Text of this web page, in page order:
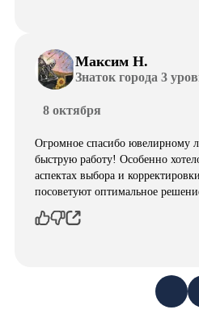
Максим Н.
Знаток города 3
8 октября
Огромное спасибо ювелирному
быструю работу! Особенно
аспектах выбора и
посоветуют оптимальное